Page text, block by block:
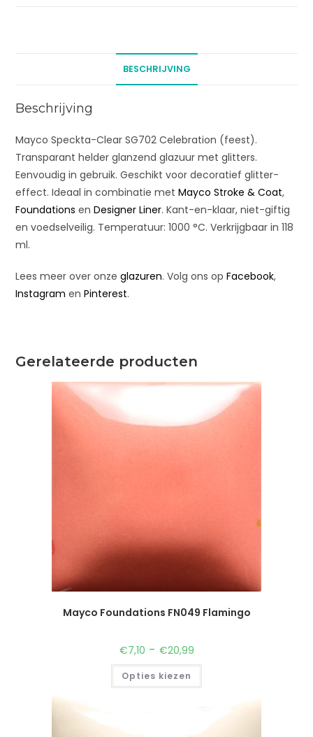
e
BESCHRIJVING
Beschrijving
Mayco Speckta-Clear SG702 Celebration (feest).
Transparant helder glanzend glazuur met glitters.
Eenvoudig in gebruik. Geschikt voor decoratief glitter-
effect. Ideaal in combinatie metMayco Stroke & Coat,
Foundations enDesigner Liner. Kant-en-klaar, niet-giftig
en voedselveilig. Temperatuur: 1000 °C. Verkrijgbaar in 118
ml.
Lees meer over onzeglazuren. Volg ons opFacebook,
Instagram enPinterest.
Gerelateerde producten
Mayco Foundations FN049 Flamingo
€7,10 - €20,99
Opties kiezen